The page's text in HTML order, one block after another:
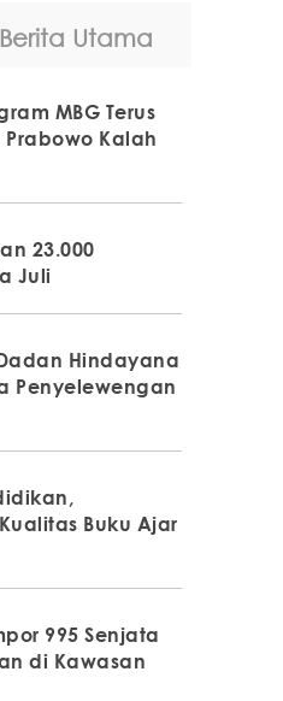
Berita Utama
MBG Terus
Prabowo Kalah
23.000
Juli
Hindayana
Penyelewengan
Buku Ajar
995 Senjata
di Kawasan